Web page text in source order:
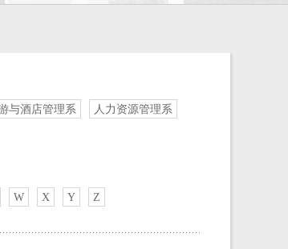
与酒店管理系
人力资源管理系
W X Y Z